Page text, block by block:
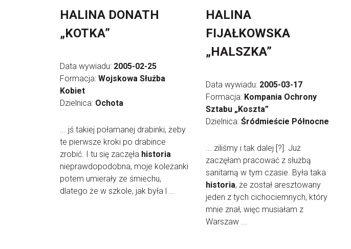
HALINA DONATH
„KOTKA”
Data wywiadu: 2005-02-25
Formacja: Wojskowa Służba
Kobiet
Dzielnica: Ochota
... jś takiej połamanej drabinki, żeby
te pierwsze kroki po drabince
zrobić. I tu się zaczęła historia
nieprawdopodobna, moje koleżanki
potem umierały ze śmiechu,
dlatego że w szkole, jak była l ...
HALINA
FIJAŁKOWSKA
„HALSZKA”
Data wywiadu: 2005-03-17
Formacja: Kompania Ochrony
Sztabu „Koszta”
Dzielnica: Śródmieście Północne
... ziliśmy i tak dalej [?]. Już
zaczęłam pracować z służbą
sanitarną w tym czasie. Była taka
historia, że został aresztowany
jeden z tych cichociemnych, który
mnie znał, więc musiałam z
Warszaw ...